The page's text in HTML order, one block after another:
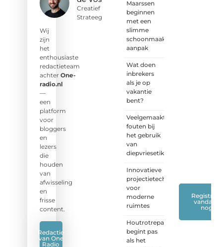
Creatief
Strateeg
Wij
zijn
het
enthousiaste
redactieteam
achter One-
radio.nl
—
een
platform
voor
bloggers
en
lezers
die
houden
van
afwisseling
en
frisse
content.
Redactie
van One
Radio
Maarssen
beginnen
met een
slimme
schoonmaak
aanpak
Wat doen
inbrekers
als je op
vakantie
bent?
Veelgemaakte
fouten bij
het gebruik
van
diepvriesetiketten
Innovatieve
projectietechnieken
voor
moderne
ruimtes
Houtrotreparatie
begint pas
als het
Registreer
vandaag
nog